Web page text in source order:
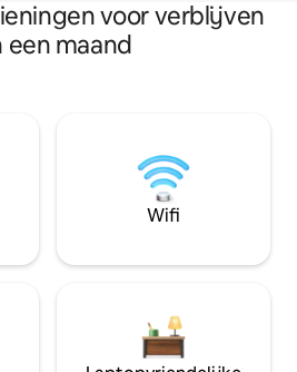
voor verblijven
een maand
Wifi